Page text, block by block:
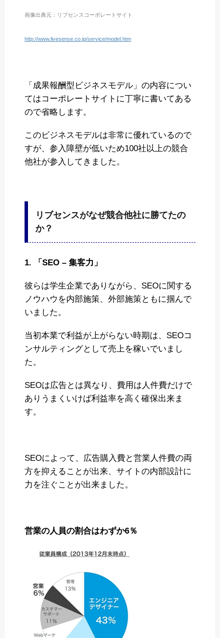
画像出典元：リブセンスコーポレートサイト
http://www.livesense.co.jp/service/model.htm
「成果報酬型ビジネスモデル」の内容につい
てはコーポレートサイトに丁寧に書いてある
ので省略します。
このビジネスモデルは非常に優れているので
すが、参入障壁が低いため100社以上の競合
他社が参入してきました。
リブセンスがなぜ競合他社に勝てたの
か？
1. 「SEO – 集客力」
彼らは学生企業でありながら、SEOに関する
ノウハウを内部施策、外部施策ともに掴んで
いました。
当初本業で利益が上がらない時期は、SEOコ
ンサルティングとして売上を稼いでいまし
た。
SEOは広告とは異なり、費用は人件費だけで
ありうまくいけば利益率を高く確保出来ま
す。
SEOによって、広告購入費と営業人件費の両
方を抑えることが出来、サイトの内部設計に
力を注ぐことが出来ました。
営業の人員の割合はわずか6％